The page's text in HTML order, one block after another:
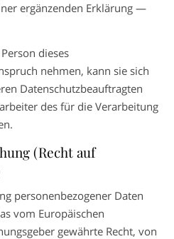
ergänzenden Erklärung —
dieses
nehmen, kann sie sich
Datenschutzbeauftragten
des für die Verarbeitung
(Recht auf
personenbezogener Daten
vom Europäischen
gewährte Recht, von